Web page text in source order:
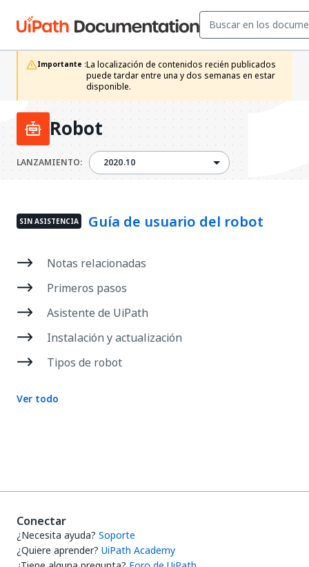
Importante :La localización de contenidos recién publicados
puede tardar entre una y dos semanas en estar
disponible.
Robot
LANZAMIENTO:2020.102020.10
SIN ASISTENCIA Guía de usuario del robot
Notas relacionadas
Primeros pasos
Asistente de UiPath
Instalación y actualización
Tipos de robot
Ver todo
Conectar
¿Necesita ayuda? Soporte
¿Quiere aprender? UiPath Academy